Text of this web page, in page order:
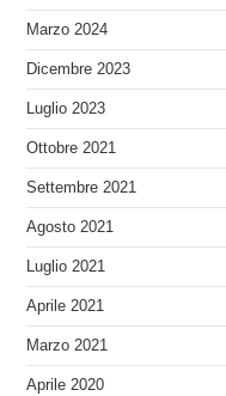
Marzo 2024
Dicembre 2023
Luglio 2023
Ottobre 2021
Settembre 2021
Agosto 2021
Luglio 2021
Aprile 2021
Marzo 2021
Aprile 2020